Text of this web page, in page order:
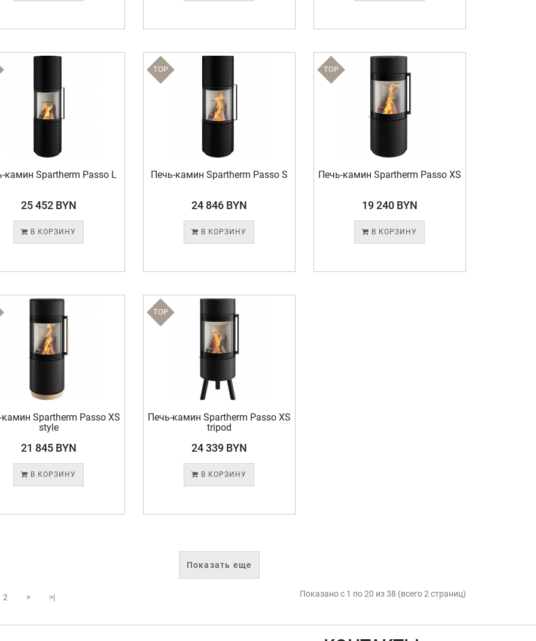
камин Spartherm Passo L
25 452 BYN
В КОРЗИНУ
TOP
Печь-камин Spartherm Passo S
24 846 BYN
В КОРЗИНУ
TOP
Печь-камин Spartherm Passo XS
19 240 BYN
В КОРЗИНУ
камин Spartherm Passo XS
style
21 845 BYN
В КОРЗИНУ
TOP
Печь-камин Spartherm Passo XS
tripod
24 339 BYN
В КОРЗИНУ
Показать еще
2 > >| Показано с 1 по 20 из 38 (всего 2 страниц)